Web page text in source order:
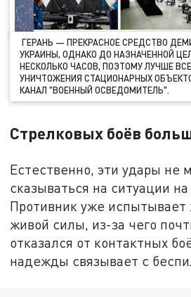
ГЕРАНЬ — ПРЕКРАСНОЕ СРЕДСТВО
УКРАИНЫ, ОДНАКО ДО НАЗНАЧЕННОЙ
НЕСКОЛЬКО ЧАСОВ, ПОЭТОМУ ЛУЧШЕ
УНИЧТОЖЕНИЯ СТАЦИОНАРНЫХ
КАНАЛ "ВОЕННЫЙ ОСВЕДОМИТЕЛЬ".
Стрелковых боёв
Естественно, эти удары не
сказываться на ситуации
Противник уже
живой силы, из-за чего
отказался от контактных
надежды связывает с